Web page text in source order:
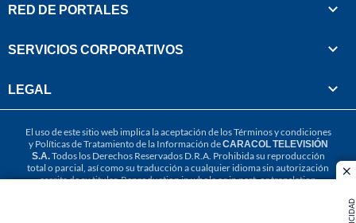
RED DE PORTALES
SERVICIOS CORPORATIVOS
LEGAL
El uso de este sitio web implica la aceptación de losTérminos y condiciones
y Políticas de Tratamiento de la Información deCARACOL TELEVISIÓN
S.A.Todos los Derechos Reservados D.R.A. Prohibida su reproducción
total o parcial, así como su traducción a cualquier idioma sin autorización
escrita de su titular. Reproduction in whole or in part, or translation